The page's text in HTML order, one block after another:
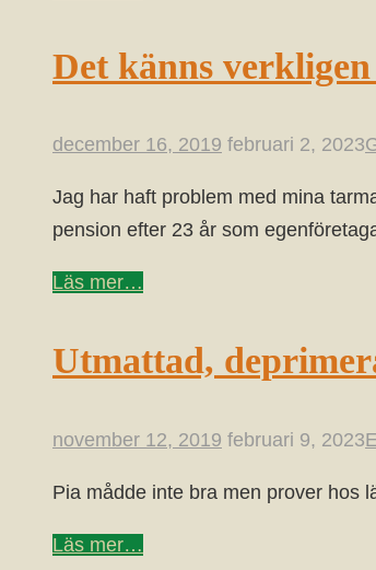
Det känns
december 16, 2019 februari 2, 2023
Jag har haft problem med mina
pension efter 23 år som
Läs mer…
Utmattad,
november 12, 2019 februari 9, 2023
Pia mådde inte bra men prover hos
Läs mer…